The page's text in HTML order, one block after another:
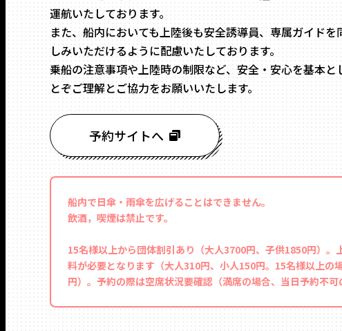
運航いたしております。
また、船内においても上陸後も安全誘導員、専属ガイド
しみいただけるように配慮いたしております。
乗船の注意事項や上陸時の制限など、安全・安心を基本と
とぞご理解とご協力をお願いいたします。
予約サイトへ
船内で日傘・雨傘を広げることはできません。
飲酒，喫煙は禁止です。
15名様以上から団体割引あり（大人3700円、子供1850円）。
料が必要となります（大人310円、小人150円。15名様以上
円）。予約の際は空席状況要確認（満席の場合、当日予約不可